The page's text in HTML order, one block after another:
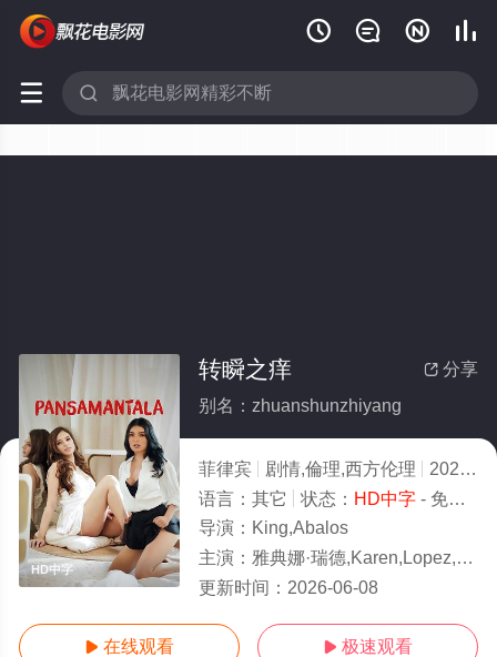
   
 
HD中字
 分享
转瞬之痒
别名：zhuanshunzhiyang
菲律宾 剧情,倫理,西方伦理 2026
语言： 其它 状态： HD中字- 免费在线观看
导演： King,Abalos
主演： 雅典娜·瑞德,Karen,Lopez,保拉·桑托斯,Rhian,Rivera,马龙·玛西娅
更新时间： 2026-06-08
 在线观看  极速观看